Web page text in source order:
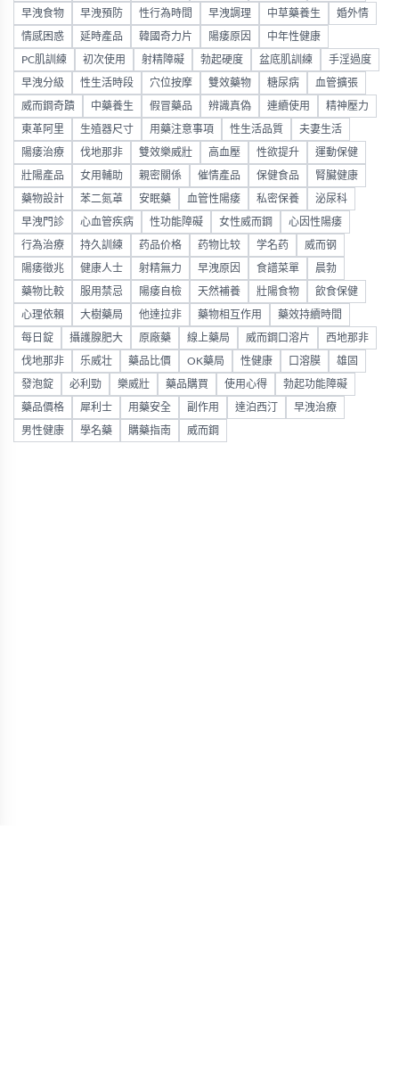
早洩食物 早洩預防 性行為時間 早洩調理 中草藥養生 婚外情
情感困惑 延時產品 韓國奇力片 陽痿原因 中年性健康
PC肌訓練 初次使用 射精障礙 勃起硬度 盆底肌訓練 手淫過度
早洩分級 性生活時段 穴位按摩 雙效藥物 糖尿病 血管擴張
威而鋼奇蹟 中藥養生 假冒藥品 辨識真偽 連續使用 精神壓力
東革阿里 生殖器尺寸 用藥注意事項 性生活品質 夫妻生活
陽痿治療 伐地那非 雙效樂威壯 高血壓 性欲提升 運動保健
壯陽產品 女用輔助 親密關係 催情產品 保健食品 腎臟健康
藥物設計 苯二氮䓬 安眠藥 血管性陽痿 私密保養 泌尿科
早洩門診 心血管疾病 性功能障礙 女性威而鋼 心因性陽痿
行為治療 持久訓練 药品价格 药物比较 学名药 威而钢
陽痿徵兆 健康人士 射精無力 早洩原因 食譜菜單 晨勃
藥物比較 服用禁忌 陽痿自檢 天然補養 壯陽食物 飲食保健
心理依賴 大樹藥局 他達拉非 藥物相互作用 藥效持續時間
每日錠 攝護腺肥大 原廠藥 線上藥局 威而鋼口溶片 西地那非
伐地那非 乐威壮 藥品比價 OK藥局 性健康 口溶膜 雄固
發泡錠 必利勁 樂威壯 藥品購買 使用心得 勃起功能障礙
藥品價格 犀利士 用藥安全 副作用 達泊西汀 早洩治療
男性健康 學名藥 購藥指南 威而鋼